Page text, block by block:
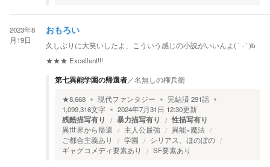
2023年8
月19日
おもろい
久しぶりに大笑いしたよ、こういう感じの小説がいいんよ( ` -´ )b
★★★ Excellent!!!
第七異能学園の帰還者／名無しの権兵衛
★8,668 現代ファンタジー 完結済291話
1,099,316文字 2024年7月31日 12:30更新
残酷描写有り 暴力描写有り 性描写有り
異世界から帰還 主人公最強
異能×魔法
ご都合主義あり
学園
シリアス、ほのぼの
ギャグコメディ要素あり
SF要素あり